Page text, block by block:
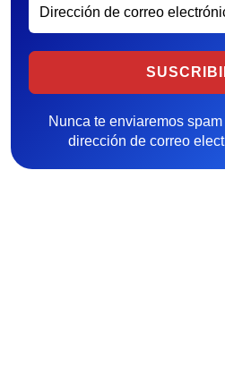
Nunca te enviaremos
dirección de correo